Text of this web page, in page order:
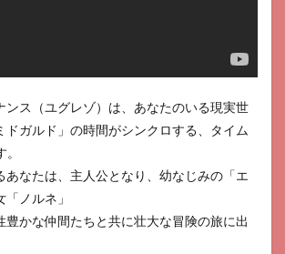
ンス（ユグレゾ）は、あなたのいる現実世
ドガルド」の時間がシンクロする、タイム
あなたは、主人公となり、幼なじみの「エ
ノルネ」
豊かな仲間たちと共に壮大な冒険の旅に出